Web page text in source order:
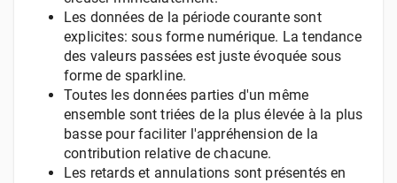
Les données de la période courante sont
explicites: sous forme numérique. La tendance
des valeurs passées est juste évoquée sous
forme de sparkline.
Toutes les données parties d'un même
ensemble sont triées de la plus élevée à la plus
basse pour faciliter l'appréhension de la
contribution relative de chacune.
Les retards et annulations sont présentés en